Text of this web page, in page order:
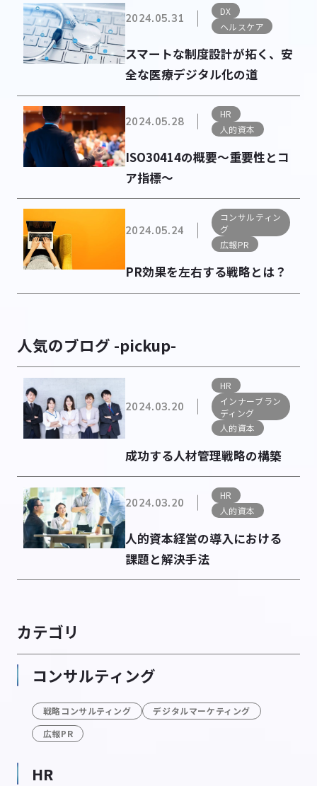
2024.05.31
DX
ヘルスケア
スマートな制度設計が拓く、安
全な医療デジタル化の道
2024.05.28
HR
人的資本
ISO30414の概要～重要性とコ
ア指標～
2024.05.24
コンサルティン
グ
広報PR
PR効果を左右する戦略とは？
人気のブログ -pickup-
2024.03.20
HR
インナーブラン
ディング
人的資本
成功する人材管理戦略の構築
2024.03.20
HR
人的資本
人的資本経営の導入における
課題と解決手法
カテゴリ
コンサルティング
戦略コンサルティング
デジタルマーケティング
広報PR
HR